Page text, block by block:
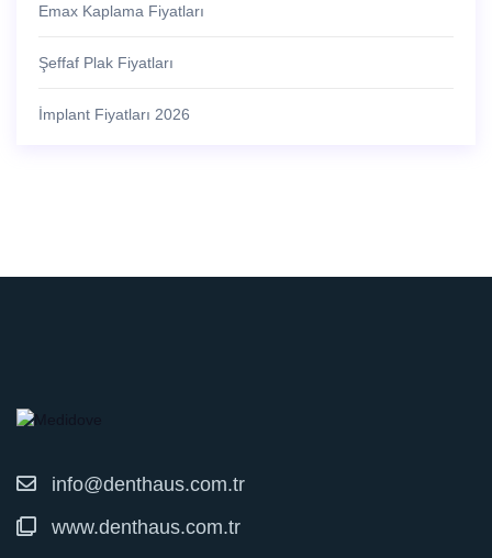
Emax Kaplama Fiyatları
Şeffaf Plak Fiyatları
İmplant Fiyatları 2026
info@denthaus.com.tr
www.denthaus.com.tr